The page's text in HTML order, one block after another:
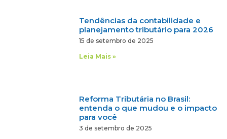
Tendências da contabilidade e
planejamento tributário para 2026
15 de setembro de 2025
Leia Mais »
Reforma Tributária no Brasil:
entenda o que mudou e o impacto
para você
3 de setembro de 2025